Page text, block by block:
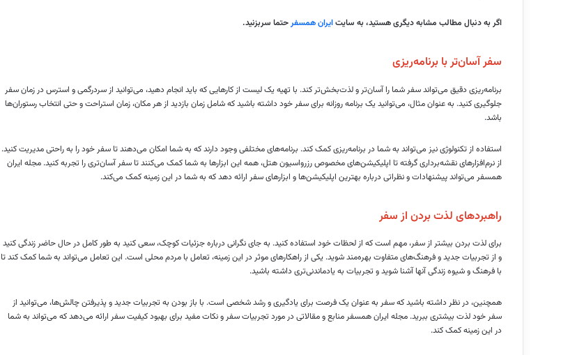
اگر به دنبال مطالب مشابه دیگری هستید، به سایتایران همسفرحتما سربزنید.
سفر آسان‌تر با برنامه‌ریزی
برنامه‌ریزی دقیق می‌تواند سفر شما را آسان‌تر و لذت‌بخش‌تر کند. با تهیه یک لیست از کارهایی که باید انجام دهید، می‌توانید از سردرگمی و استرس در زمان سفر
جلوگیری کنید. به عنوان مثال، می‌توانید یک برنامه روزانه برای سفر خود داشته باشید که شامل زمان بازدید از هر مکان، زمان استراحت و حتی انتخاب رستوران‌ها
باشد.
استفاده از تکنولوژی نیز می‌تواند به شما در برنامه‌ریزی کمک کند. برنامه‌های مختلفی وجود دارند که به شما امکان می‌دهند تا سفر خود را به راحتی مدیریت کنید.
از نرم‌افزارهای نقشه‌برداری گرفته تا اپلیکیشن‌های مخصوص رزرواسیون هتل، همه این ابزارها به شما کمک می‌کنند تا سفر آسان‌تری را تجربه کنید. مجله ایران
همسفر می‌تواند پیشنهادات و نظراتی درباره بهترین اپلیکیشن‌ها و ابزارهای سفر ارائه دهد که به شما در این زمینه کمک می‌کند.
راهبردهای لذت بردن از سفر
برای لذت بردن بیشتر از سفر، مهم است که از لحظات خود استفاده کنید. به جای نگرانی درباره جزئیات کوچک، سعی کنید به طور کامل در حال حاضر زندگی کنید
و از تجربیات جدید و فرهنگ‌های متفاوت بهره‌مند شوید. یکی از راهکارهای موثر در این زمینه، تعامل با مردم محلی است. این تعامل می‌تواند به شما کمک کند تا
با فرهنگ و شیوه زندگی آنها آشنا شوید و تجربیات به یادماندنی‌تری داشته باشید.
همچنین، در نظر داشته باشید که سفر به عنوان یک فرصت برای یادگیری و رشد شخصی است. با باز بودن به تجربیات جدید و پذیرفتن چالش‌ها، می‌توانید از
سفر خود لذت بیشتری ببرید. مجله ایران همسفر منابع و مقالاتی در مورد تجربیات سفر و نکات مفید برای بهبود کیفیت سفر ارائه می‌دهد که می‌تواند به شما
در این زمینه کمک کند.